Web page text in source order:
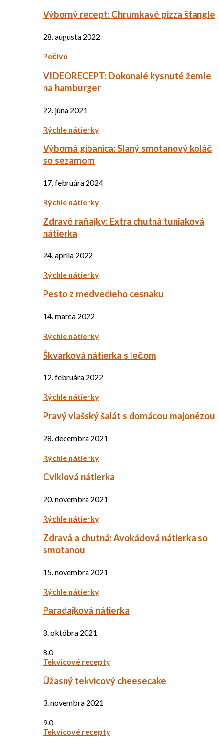
Výborný recept: Chrumkavé pizza štangle
28. augusta 2022
Pečivo
VIDEORECEPT: Dokonalé kysnuté žemle
na hamburger
22. júna 2021
Rýchle nátierky
Výborná gibanica: Slaný smotanový koláč
so sezamom
17. februára 2024
Rýchle nátierky
Zdravé raňajky: Extra chutná tuniaková
nátierka
24. apríla 2022
Rýchle nátierky
Pesto z medvedieho cesnaku
14. marca 2022
Rýchle nátierky
Škvarková nátierka s lečom
12. februára 2022
Rýchle nátierky
Pravý vlašský šalát s domácou majonézou
28. decembra 2021
Rýchle nátierky
Cviklová nátierka
20. novembra 2021
Rýchle nátierky
Zdravá a chutná: Avokádová nátierka so
smotanou
15. novembra 2021
Rýchle nátierky
Paradajková nátierka
8. októbra 2021
8.0
Tekvicové recepty
Úžasný tekvicový cheesecake
3. novembra 2021
9.0
Tekvicové recepty